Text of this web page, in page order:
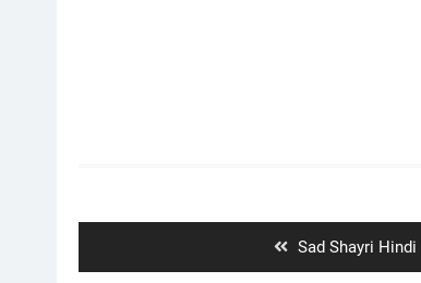
Previous
post:
Sad Shayri Hindi